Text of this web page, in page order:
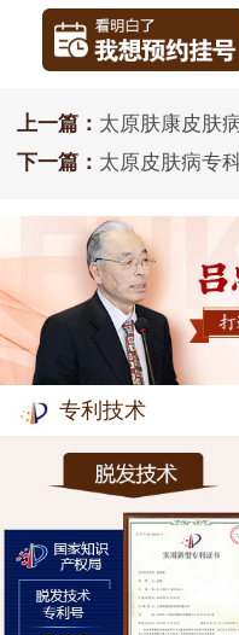
上一篇： 太原肤康皮肤
下一篇： 太原皮肤病专
专利技术